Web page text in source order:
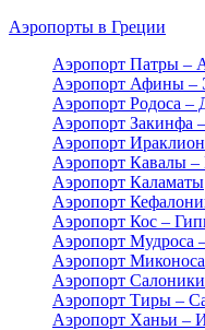
Аэропорты в Греции
Аэропорт Патры –
Аэропорт Афины –
Аэропорт Родоса –
Аэропорт Закинфа
Аэропорт
Аэропорт Кавалы –
Аэропорт Каламаты
Аэропорт
Аэропорт Кос –
Аэропорт Мудроса
Аэропорт Миконоса
Аэропорт
Аэропорт Тиры –
Аэропорт Ханьи –